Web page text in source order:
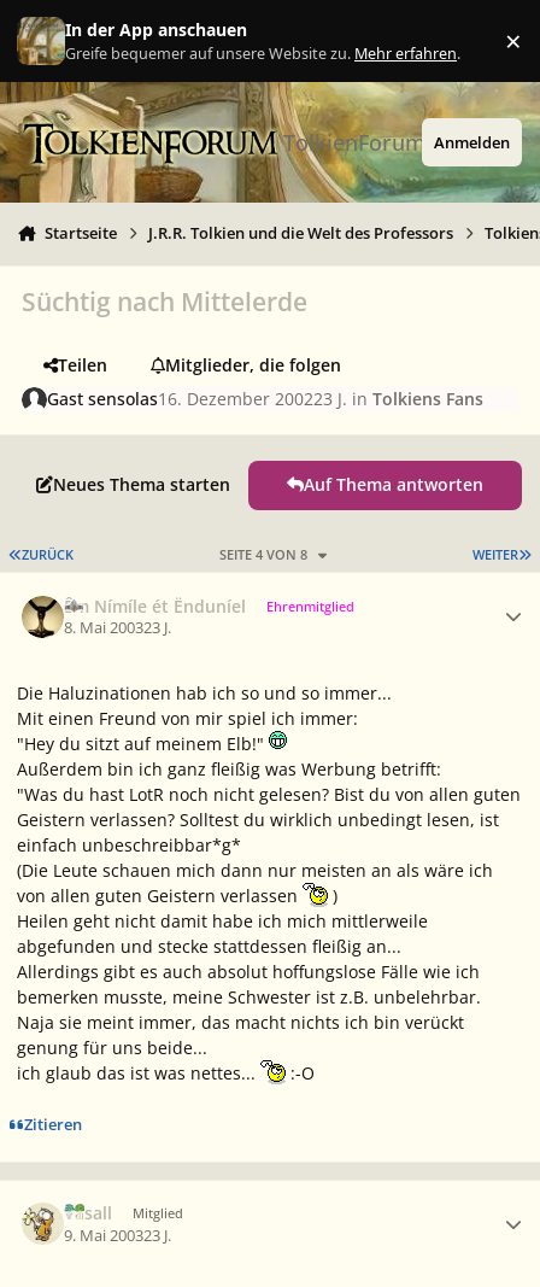
Zu Inhalt springen
In der App anschauen
Greife bequemer auf unsere Website zu. Mehr erfahren. ×
TolkienForum Anmelden
Startseite J.R.R. Tolkien und die Welt des Professors
Süchtig nach Mittelerde
Teilen
Mitglieder, die folgen
Gast sensolas16. Dezember 200223 J. inTolkiens Fans
Neues Thema starten Auf Thema antworten
ERSTE SEITE
ZURÜCK WEITER
SEITE 4 VON 8
Êm Nímíle ét Ënduníel Ehrenmitglied
8. Mai 200323 J.
Die Haluzinationen hab ich so und so immer...
Mit einen Freund von mir spiel ich immer:
"Hey du sitzt auf meinem Elb!"
Außerdem bin ich ganz fleißig was Werbung betrifft:
"Was du hast LotR noch nicht gelesen? Bist du von allen guten
Geistern verlassen? Solltest du wirklich unbedingt lesen, ist
einfach unbeschreibbar*g*
(Die Leute schauen mich dann nur meisten an als wäre ich
von allen guten Geistern verlassen
)
Heilen geht nicht damit habe ich mich mittlerweile
abgefunden und stecke stattdessen fleißig an...
Allerdings gibt es auch absolut hoffungslose Fälle wie ich
bemerken musste, meine Schwester ist z.B. unbelehrbar.
Naja sie meint immer, das macht nichts ich bin verückt
genung für uns beide...
ich glaub das ist was nettes...
:-O
Zitieren
Vasall Mitglied
9. Mai 200323 J.